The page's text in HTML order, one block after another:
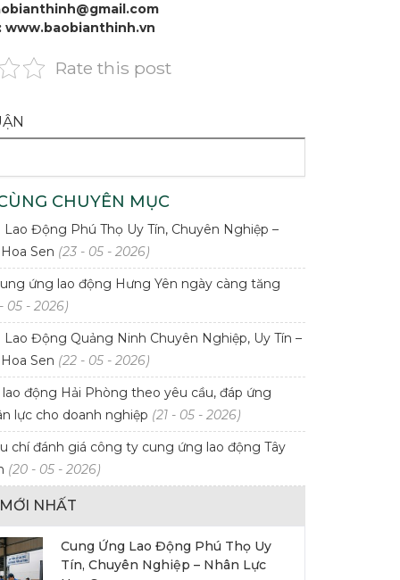
www.baobianthinh.vn
Rate this post
CHUYÊN MỤC
Động Phú Thọ Uy Tín, Chuyên Nghiệp –
Sen (23 - 05 - 2026)
ứng lao động Hưng Yên ngày càng tăng
05 - 2026)
Động Quảng Ninh Chuyên Nghiệp, Uy Tín –
Sen (22 - 05 - 2026)
động Hải Phòng theo yêu cầu, đáp ứng
lực cho doanh nghiệp (21 - 05 - 2026)
chí đánh giá công ty cung ứng lao động Tây
(20 - 05 - 2026)
NHẤT
Cung Ứng Lao Động Phú Thọ Uy
Tín, Chuyên Nghiệp – Nhân Lực